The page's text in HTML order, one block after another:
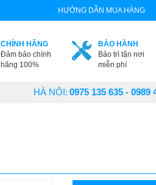
HƯỚNG DẪN MUA HÀNG
CHÍNH HÃNG
Đảm bảo chính
hãng 100%
BẢO HÀNH
Bảo trì tận nơi
miễn phí
HÀ NỘI: 0975 135 635 - 0989